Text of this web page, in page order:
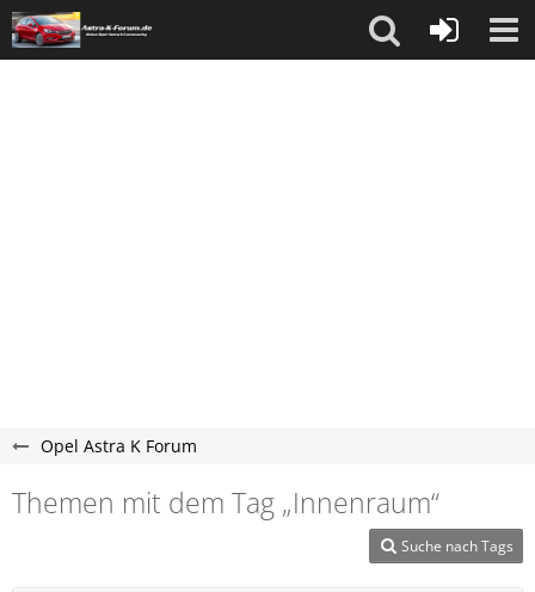
Opel Astra K Forum
Themen mit dem Tag „Innenraum“
Suche nach Tags